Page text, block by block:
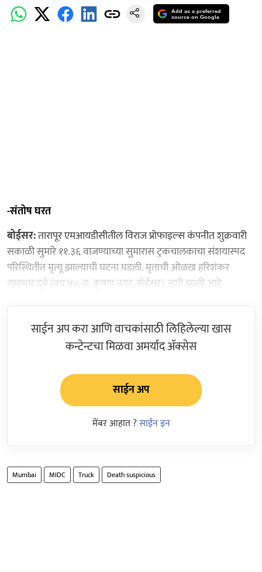
Add as a preferred
source on Google
-संतोष घरत
बोईसर:तारापूर एमआयडीसीतील विराज प्रोफाइल्स कंपनीत शुक्रवारी
सकाळी सुमारे ११.३६ वाजण्याच्या सुमारास ट्रकचालकाचा संशयास्पद
परिस्थितीत मृत्यू झाल्याची घटना घडली. मृताची ओळख हरिशंकर
रामाधार दुबे (वय ४०, रा. कृष्णा नगर, बोईसर) अशी झाली आहे.
साईन अप करा आणि वाचकांसाठी लिहिलेल्या खास
कन्टेन्टचा मिळवा अमर्याद ॲक्सेस
साईन अप
मेंबर आहात ?साईन इन
Mumbai MIDC Truck Death suspicious